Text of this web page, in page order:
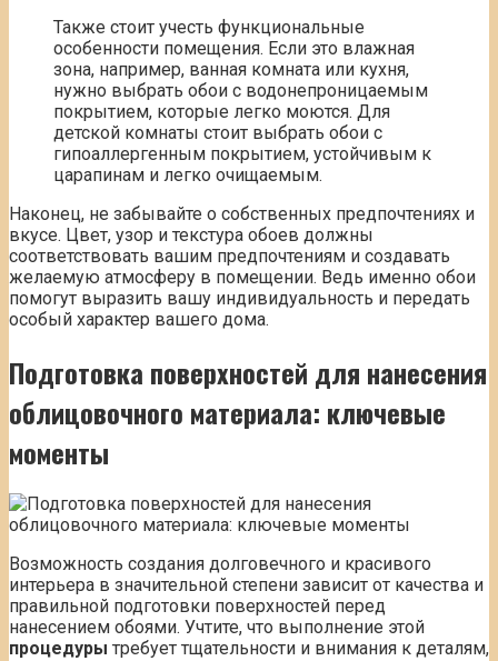
Также стоит учесть функциональные
особенности помещения. Если это влажная
зона, например, ванная комната или кухня,
нужно выбрать обои с водонепроницаемым
покрытием, которые легко моются. Для
детской комнаты стоит выбрать обои с
гипоаллергенным покрытием, устойчивым к
царапинам и легко очищаемым.
Наконец, не забывайте о собственных предпочтениях и
вкусе. Цвет, узор и текстура обоев должны
соответствовать вашим предпочтениям и создавать
желаемую атмосферу в помещении. Ведь именно обои
помогут выразить вашу индивидуальность и передать
особый характер вашего дома.
Подготовка поверхностей для нанесения
облицовочного материала: ключевые
моменты
Возможность создания долговечного и красивого
интерьера в значительной степени зависит от качества и
правильной подготовки поверхностей перед
нанесением обоями. Учтите, что выполнение этой
процедуры требует тщательности и внимания к деталям,